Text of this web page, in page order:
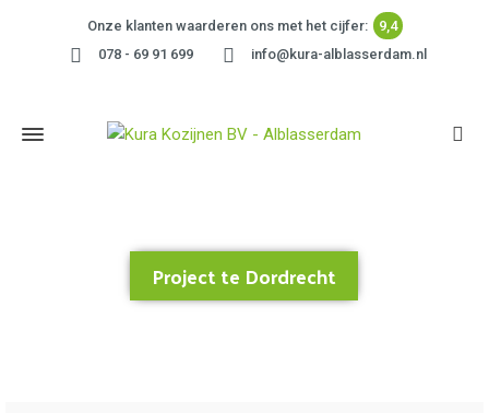
Onze klanten waarderen ons met het cijfer:
9,4
078 - 69 91 699
info@kura-alblasserdam.nl
Project te Dordrecht